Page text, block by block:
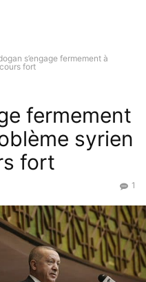
s’engage fermement à
fort
fermement
syrien
fort
1